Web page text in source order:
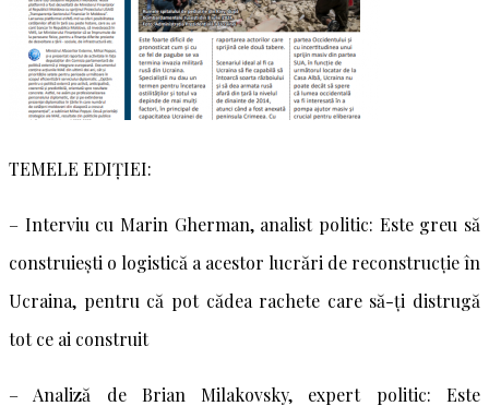
TEMELE EDIȚIEI:
– Interviu cu Marin Gherman, analist politic: Este greu să
construiești o logistică a acestor lucrări de reconstrucție în
Ucraina, pentru că pot cădea rachete care să-ți distrugă
tot ce ai construit
– Analiză de Brian Milakovsky, expert politic: Este